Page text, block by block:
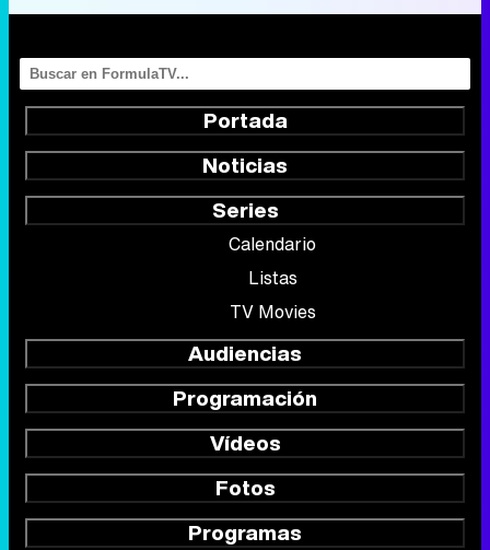
Portada
Noticias
Series
Calendario
Listas
TV Movies
Audiencias
Programación
Vídeos
Fotos
Programas